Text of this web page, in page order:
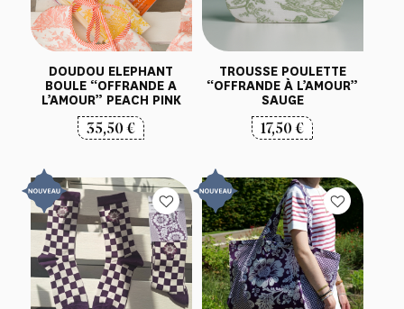
DOUDOU ELEPHANT
BOULE “OFFRANDE A
L’AMOUR” PEACH PINK
35,50€
TROUSSE POULETTE
“OFFRANDE À L’AMOUR”
SAUGE
17,50€